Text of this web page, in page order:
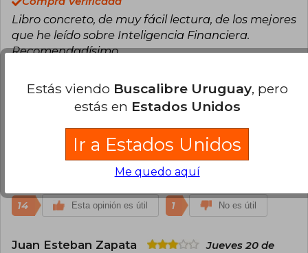
Libro concreto, de muy fácil lectura, de los mejores
que he leído sobre Inteligencia Financiera.
Recomendadísimo.
Compra Verificada
Excelente y lo que estaba buscando de finanzas
14 Esta opinión es útil 1 No es útil
Juan Esteban Zapata
Jueves 20 de
Estás viendo Buscalibre Uruguay, pero
estás en Estados Unidos
Ir a Estados Unidos
Me quedo aquí